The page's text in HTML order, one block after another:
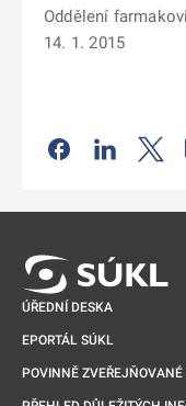
Oddělení
14. 1. 2015
Odkaz seOdkaz
ÚŘEDNÍ DESKA
EPORTÁL SÚKL
POVINNĚ